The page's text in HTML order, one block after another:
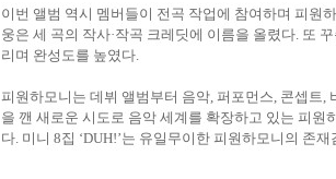
이번 앨범 역시 멤버들이 전곡 작업에 참여하며 피원
웅은 세 곡의 작사·작곡 크레딧에 이름을 올렸다. 또
리며 완성도를 높였다.
피원하모니는 데뷔 앨범부터 음악, 퍼포먼스, 콘셉트,
을 깬 새로운 시도로 음악 세계를 확장하고 있는 피원
다. 미니 8집 ‘DUH!’는 유일무이한 피원하모니의 존